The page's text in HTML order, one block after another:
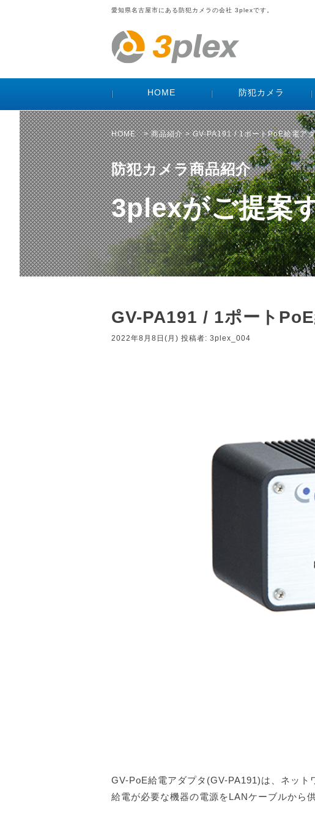
愛知県名古屋市にある防犯カメラの会社 3plexです。
HOME 防犯カメラ
HOME>商品紹介> GV-PA191 / 1ポートPoE給電ア
防犯カメラ商品紹介
3plexがご提案
GV-PA191 / 1ポート
2022年8月8日(月) 投稿者: 3plex_004
GV-PoE給電アダプタ(GV-PA191)は、ネッ
給電が必要な機器の電源をLANケーブルから